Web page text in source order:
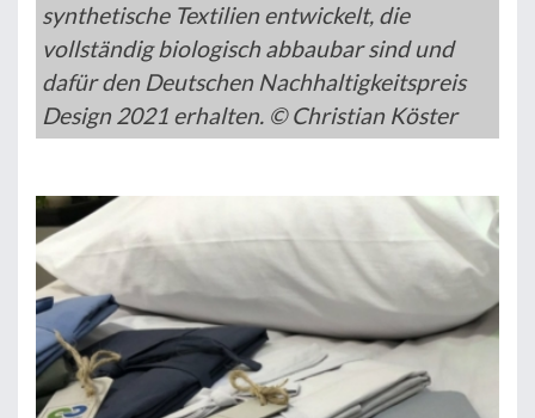
synthetische Textilien entwickelt, die
vollständig biologisch abbaubar sind und
dafür den Deutschen Nachhaltigkeitspreis
Design 2021 erhalten. © Christian Köster